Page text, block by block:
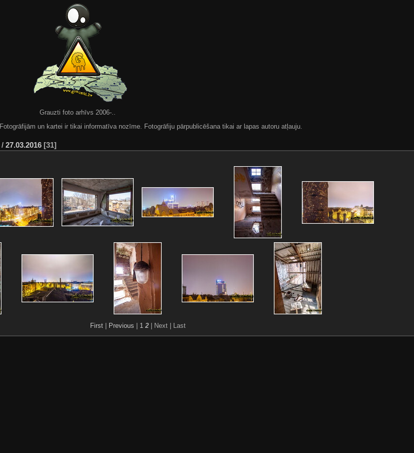
Grauzti foto arhīvs 2006-..
un kartei ir tikai informatīva nozīme. Fotogrāfiju pārpublicēšana tikai ar lapas autoru atļauju.
/ 27.03.2016 31
First| Previous 1 2 | Next | Last